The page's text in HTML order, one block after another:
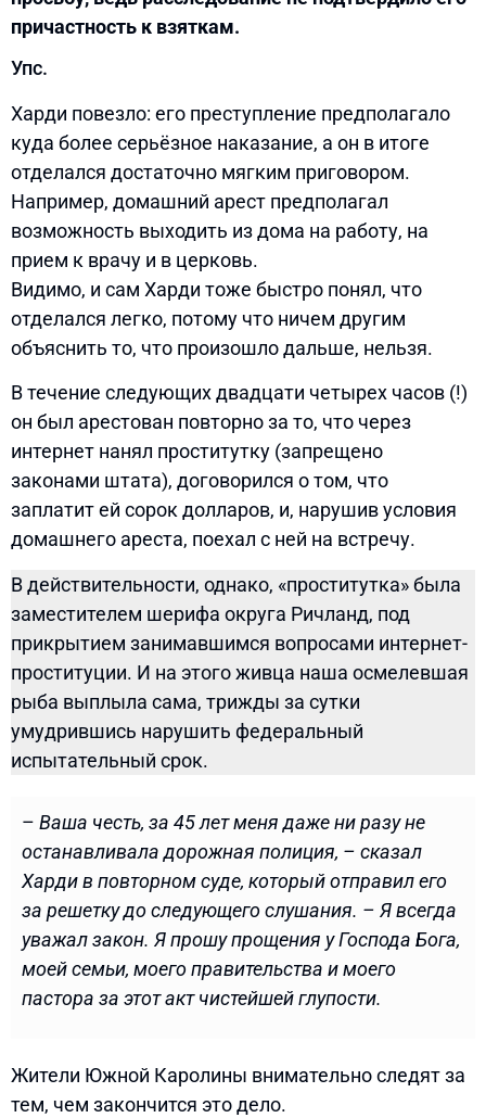
причастность к взяткам.
Упс.
Харди повезло: его преступление предполагало
куда более серьёзное наказание, а он в итоге
отделался достаточно мягким приговором.
Например, домашний арест предполагал
возможность выходить из дома на работу, на
прием к врачу и в церковь.
Видимо, и сам Харди тоже быстро понял, что
отделался легко, потому что ничем другим
объяснить то, что произошло дальше, нельзя.
В течение следующих двадцати четырех часов (!)
он был арестован повторно за то, что через
интернет нанял проститутку (запрещено
законами штата), договорился о том, что
заплатит ей сорок долларов, и, нарушив условия
домашнего ареста, поехал с ней на встречу.
В действительности, однако, «проститутка» была
заместителем шерифа округа Ричланд, под
прикрытием занимавшимся вопросами интернет-
проституции. И на этого живца наша осмелевшая
рыба выплыла сама, трижды за сутки
умудрившись нарушить федеральный
испытательный срок.
– Ваша честь, за 45 лет меня даже ни разу не
останавливала дорожная полиция, – сказал
Харди в повторном суде, который отправил его
за решетку до следующего слушания. – Я всегда
уважал закон. Я прошу прощения у Господа Бога,
моей семьи, моего правительства и моего
пастора за этот акт чистейшей глупости.
Жители Южной Каролины внимательно следят за
тем, чем закончится это дело.